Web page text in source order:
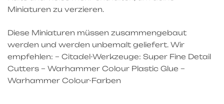
Miniaturen zu verzieren.
Diese Miniaturen müssen zusammengebaut
werden und werden unbemalt geliefert. Wir
empfehlen: – Citadel-Werkzeuge: Super Fine Detail
Cutters – Warhammer Colour Plastic Glue –
Warhammer Colour-Farben